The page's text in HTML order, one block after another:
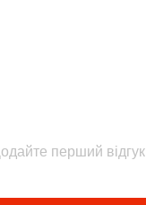
перший відгук